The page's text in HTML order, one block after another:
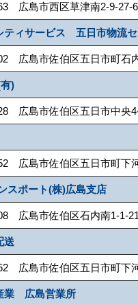
広島市西区草津南2-9-
ティサービス 五日市物流
広島市佐伯区五日市町
)
広島市佐伯区五日市中
広島市佐伯区五日市町
スポート(株)広島支店
広島市佐伯区石内南1-1-
送
広島市佐伯区五日市町
業 広島営業所